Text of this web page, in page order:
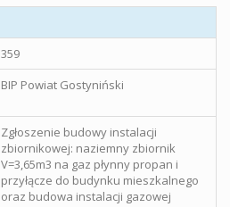
359
BIP Powiat Gostyniński
Zgłoszenie budowy instalacji
zbiornikowej: naziemny zbiornik
V=3,65m3 na gaz płynny propan i
przyłącze do budynku mieszkalnego
oraz budowa instalacji gazowej